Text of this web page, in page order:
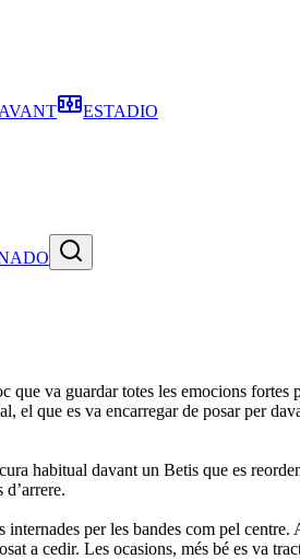
ESTADIO
va guardar totes les emocions
que es va encarregar de posar per
habitual davant un Betis que es
per les bandes com pel
a cedir. Les ocasions, més bé es va